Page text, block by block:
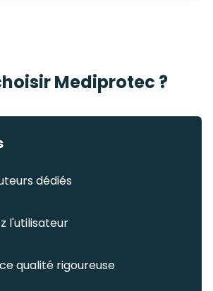
Mediprotec ?
dédiés
l'utilisateur
qualité rigoureuse